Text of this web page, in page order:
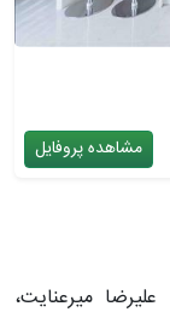
مشاهده پروفایل
میرعنایت،